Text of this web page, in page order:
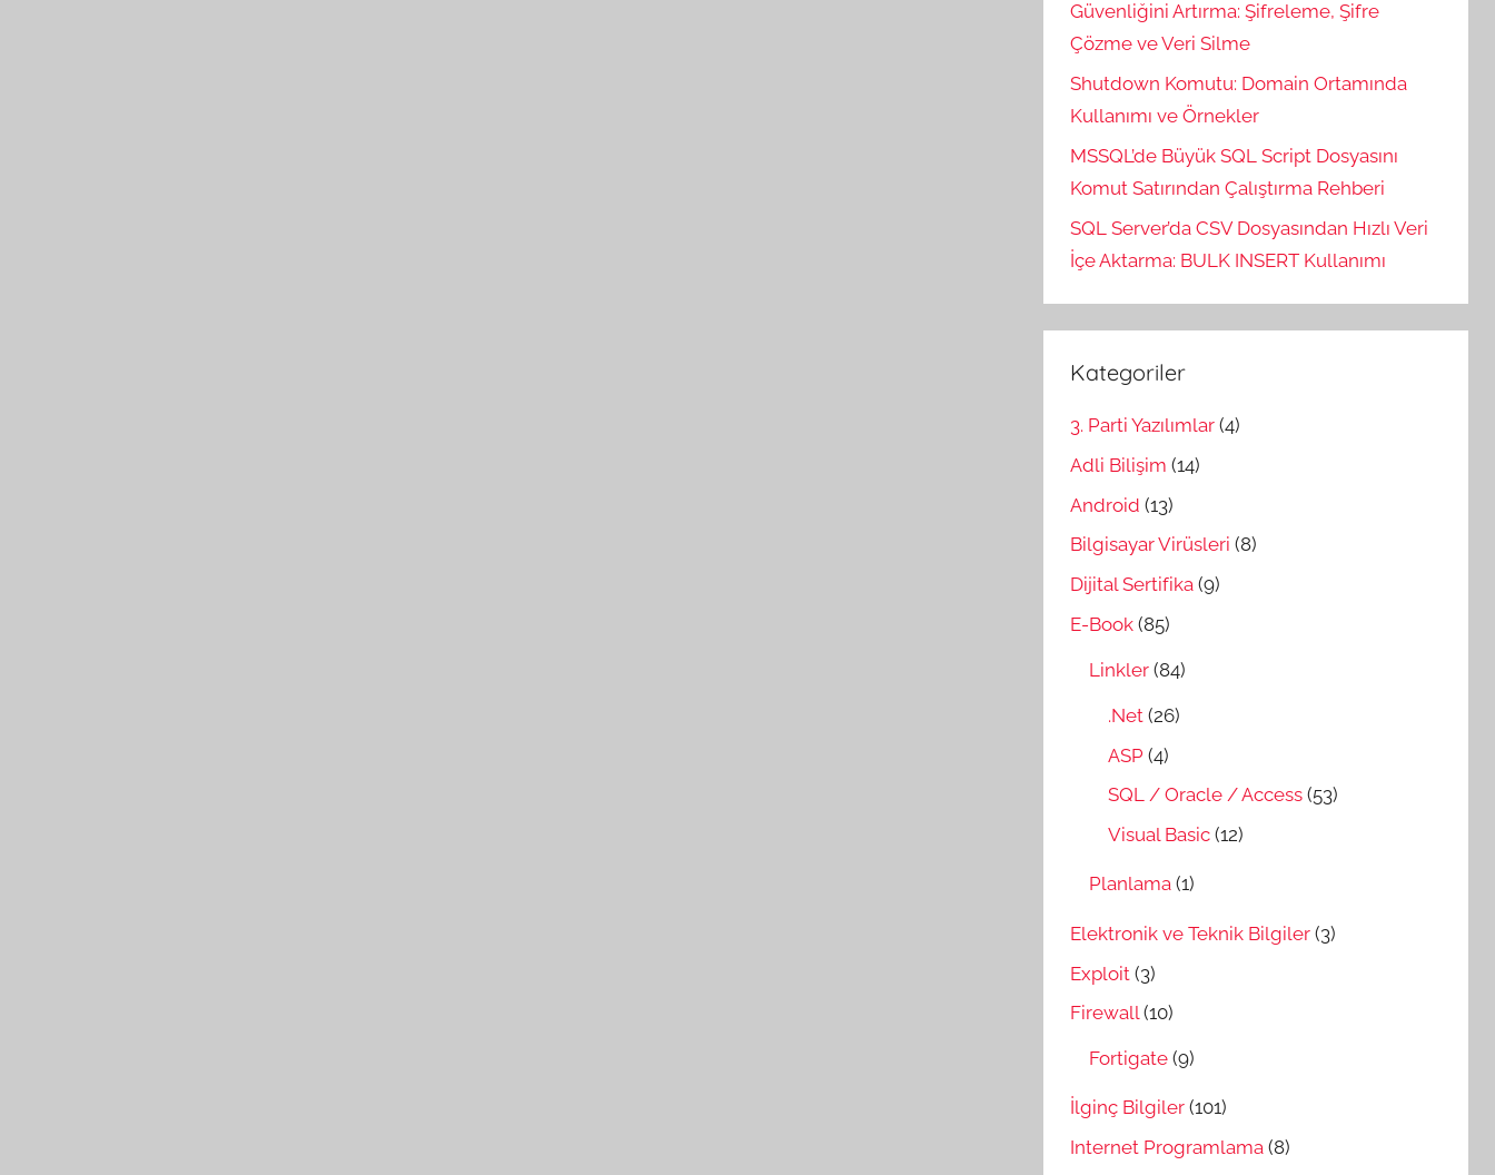
Güvenliğini Artırma: Şifreleme, Şifre
Çözme ve Veri Silme
Shutdown Komutu: Domain Ortamında
Kullanımı ve Örnekler
MSSQL’de Büyük SQL Script Dosyasını
Komut Satırından Çalıştırma Rehberi
SQL Server’da CSV Dosyasından Hızlı Veri
İçe Aktarma: BULK INSERT Kullanımı
Kategoriler
3. Parti Yazılımlar (4)
Adli Bilişim (14)
Android (13)
Bilgisayar Virüsleri (8)
Dijital Sertifika (9)
E-Book (85)
Linkler (84)
.Net (26)
ASP (4)
SQL / Oracle / Access (53)
Visual Basic (12)
Planlama (1)
Elektronik ve Teknik Bilgiler (3)
Exploit (3)
Firewall(10)
Fortigate (9)
İlginç Bilgiler (101)
Internet Programlama (8)